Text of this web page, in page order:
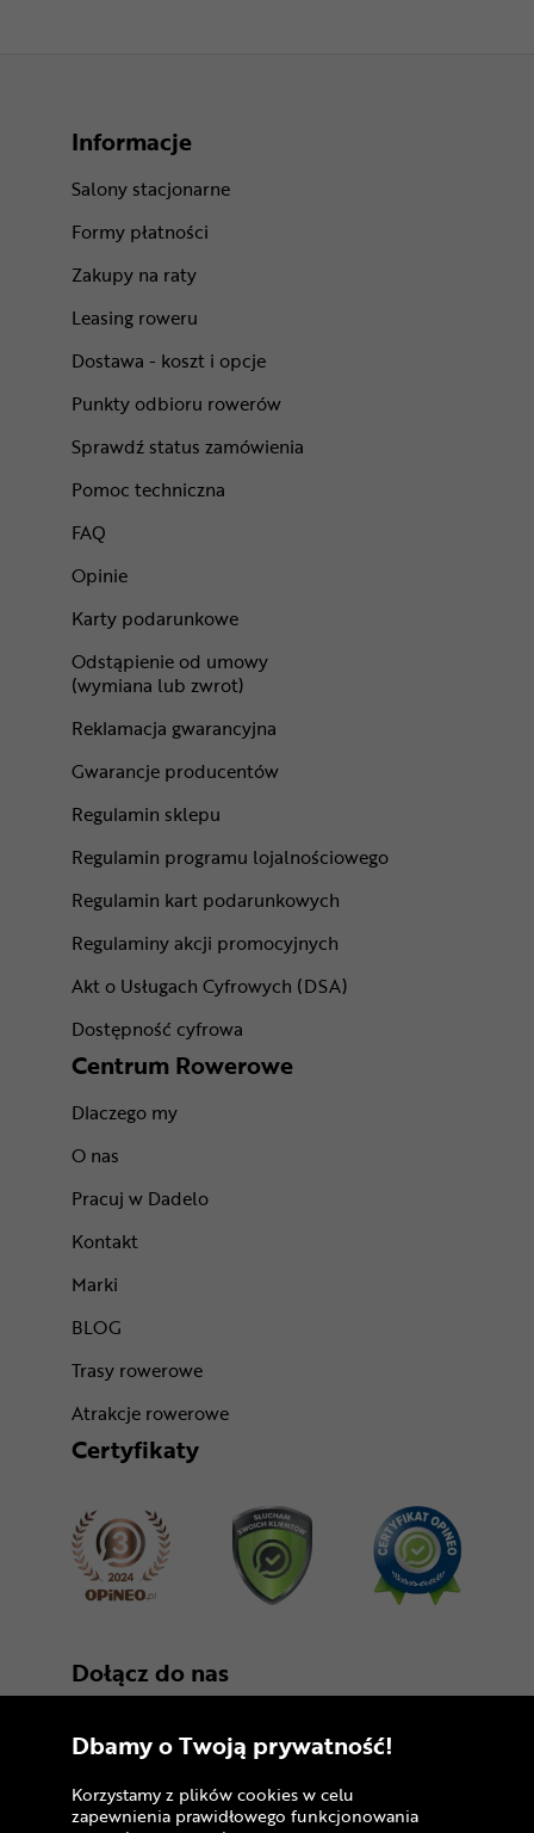
Informacje
Salony stacjonarne
Formy płatności
Zakupy na raty
Leasing roweru
Dostawa - koszt i opcje
Punkty odbioru rowerów
Sprawdź status zamówienia
Pomoc techniczna
FAQ
Opinie
Karty podarunkowe
Odstąpienie od umowy
(wymiana lub zwrot)
Reklamacja gwarancyjna
Gwarancje producentów
Regulamin sklepu
Regulamin programu lojalnościowego
Regulamin kart podarunkowych
Regulaminy akcji promocyjnych
Akt o Usługach Cyfrowych (DSA)
Dostępność cyfrowa
Centrum Rowerowe
Dlaczego my
O nas
Pracuj w Dadelo
Kontakt
Marki
BLOG
Trasy rowerowe
Atrakcje rowerowe
Certyfikaty
Dołącz do nas
Dbamy o Twoją prywatność!
Korzystamy z plików cookies w celu
zapewnienia prawidłowego funkcjonowania